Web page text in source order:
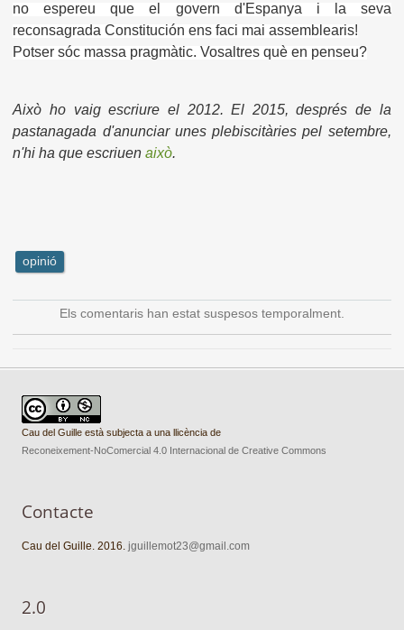
no espereu que el govern d'Espanya i la seva
reconsagrada Constituciónens faci mai assemblearis!
Potser sóc massa pragmàtic. Vosaltres què en penseu?
Això ho vaig escriure el 2012. El 2015, després de la
pastanagada d'anunciar unes plebiscitàries pel setembre,
n'hi ha que escriuenaixò.
opinió
Els comentaris han estat suspesos temporalment.
Cau del Guille està subjecta a una llicència de
Reconeixement-NoComercial 4.0 Internacional de Creative Commons
Contacte
Cau del Guille. 2016.jguillemot23@gmail.com
2.0